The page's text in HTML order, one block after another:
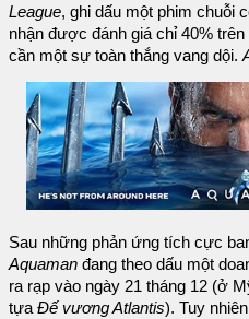
League, ghi dấu một phim chuỗi
nhận được đánh giá chỉ 40%
cần một sự toàn thắng vang dội.
Sau những phản ứng tích cực
Aquaman đang theo dấu một
ra rạp vào ngày 21 tháng 12 (ở
tựa Đế vương Atlantis). Tuy